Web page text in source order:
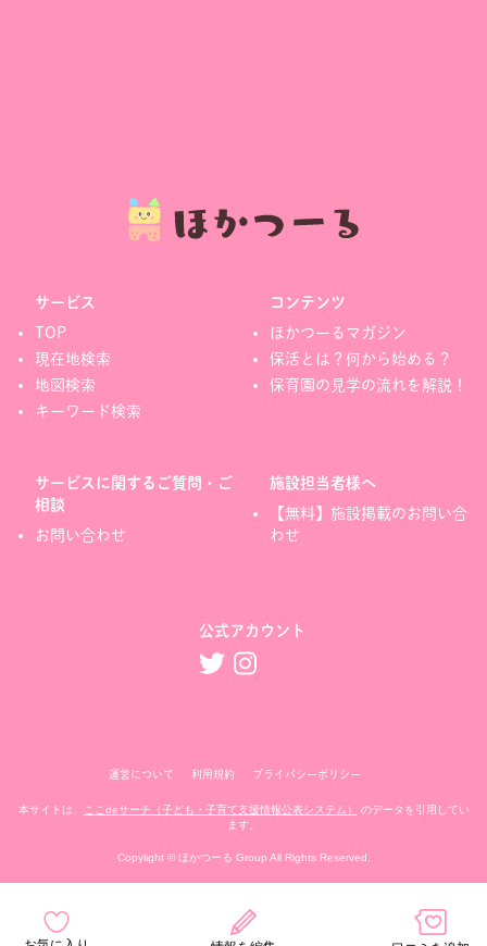
サービス
TOP
現在地検索
地図検索
キーワード検索
コンテンツ
ほかつーるマガジン
保活とは？何から始める？
保育園の見学の流れを解説！
サービスに関するご質問・ご
相談
お問い合わせ
施設担当者様へ
【無料】施設掲載のお問い合
わせ
公式アカウント
運営について 利用規約 プライバシーポリシー
本サイトは、 ここdeサーチ（子ども・子育て支援情報公表システム）
のデータを引用してい
ます。
Copylight © ほかつーる Group All Rights Reserved.